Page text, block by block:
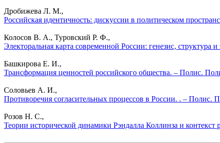
Дробижева Л. М.,
Российская идентичность: дискуссии в политическом
Колосов В. А., Туровский Р. Ф.,
Электоральная карта современной России: генезис,
Башкирова Е. И.,
Трансформация ценностей российского общества. – Полис.
Соловьев А. И.,
Противоречия согласительных процессов в России. . – Полис.
Розов Н. С.,
Теории исторической динамики Рэндалла Коллинза и